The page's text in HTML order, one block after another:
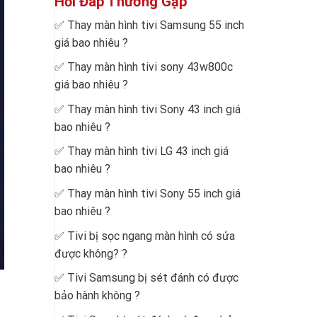
✅ Thay màn hình tivi Samsung 55 inch
giá bao nhiêu ?
✅ Thay màn hình tivi sony 43w800c
giá bao nhiêu ?
✅ Thay màn hình tivi Sony 43 inch giá
bao nhiêu ?
✅ Thay màn hình tivi LG 43 inch giá
bao nhiêu ?
✅ Thay màn hình tivi Sony 55 inch giá
bao nhiêu ?
✅ Tivi bị sọc ngang màn hình có sửa
được không? ?
✅ Tivi Samsung bị sét đánh có được
bảo hành không ?